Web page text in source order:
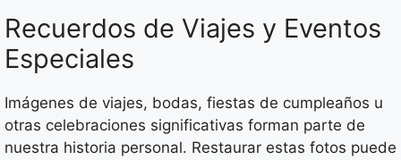
Recuerdos de Viajes y Eventos
Especiales
Imágenes de viajes, bodas, fiestas de cumpleaños u
otras celebraciones significativas forman parte de
nuestra historia personal. Restaurar estas fotos puede